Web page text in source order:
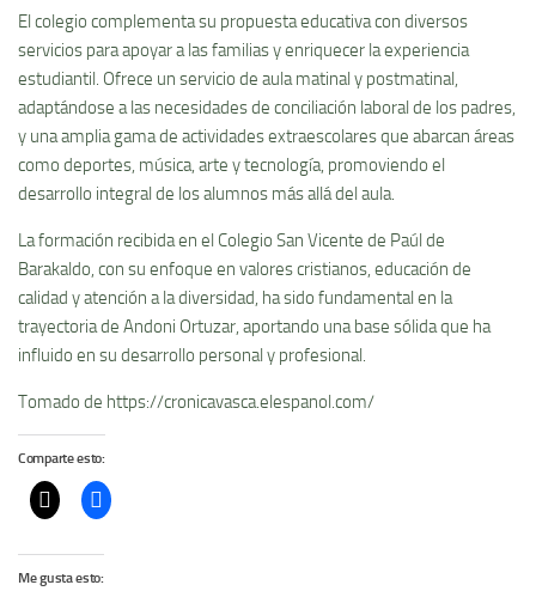
El colegio complementa su propuesta educativa con diversos
servicios para apoyar a las familias y enriquecer la experiencia
estudiantil. Ofrece un servicio de aula matinal y postmatinal,
adaptándose a las necesidades de conciliación laboral de los padres,
y una amplia gama de actividades extraescolares que abarcan áreas
como deportes, música, arte y tecnología, promoviendo el
desarrollo integral de los alumnos más allá del aula.
La formación recibida en el Colegio San Vicente de Paúl de
Barakaldo, con su enfoque en valores cristianos, educación de
calidad y atención a la diversidad, ha sido fundamental en la
trayectoria de Andoni Ortuzar, aportando una base sólida que ha
influido en su desarrollo personal y profesional.
Tomado de https://cronicavasca.elespanol.com/
Comparte esto:
Me gusta esto: